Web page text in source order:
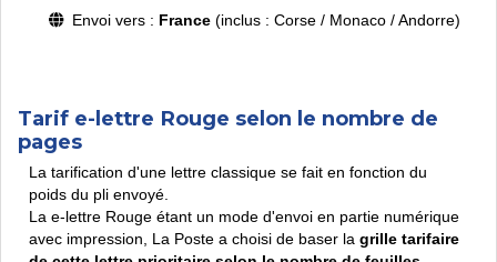
Envoi vers : France(inclus : Corse / Monaco / Andorre)
Tarif e-lettre Rouge selon le nombre de
pages
La tarification d'une lettre classique se fait en fonction du
poids du pli envoyé.
La e-lettre Rouge étant un mode d'envoi en partie numérique
avec impression, La Poste a choisi de baser la grille tarifaire